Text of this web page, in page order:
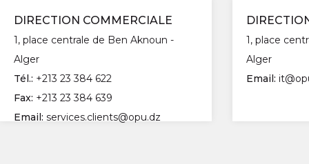
DIRECTION COMMERCIALE
1, place centrale de Ben Aknoun -
Alger
Tél.: +213 23 384 622
Fax: +213 23 384 639
Email: services.clients@opu.dz
1, place
Alger
Email: